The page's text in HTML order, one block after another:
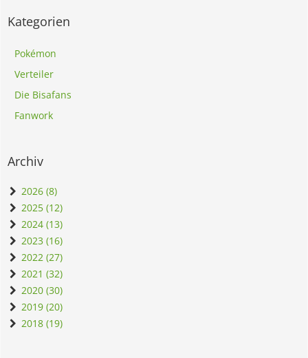
Kategorien
Pokémon
Verteiler
Die Bisafans
Fanwork
Archiv
2026 (8)
2025 (12)
2024 (13)
2023 (16)
2022 (27)
2021 (32)
2020 (30)
2019 (20)
2018 (19)